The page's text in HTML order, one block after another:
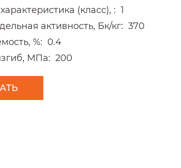
(класс), : 1
активность, Бк/кг: 370
%: 0.4
МПа: 200